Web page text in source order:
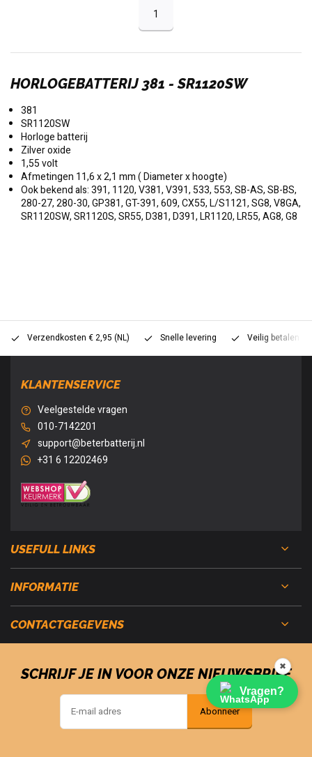
1
HORLOGEBATTERIJ 381 - SR1120SW
381
SR1120SW
Horloge batterij
Zilver oxide
1,55 volt
Afmetingen 11,6 x 2,1 mm ( Diameter x hoogte)
Ook bekend als: 391, 1120, V381, V391, 533, 553, SB-AS, SB-BS,
280-27, 280-30, GP381, GT-391, 609, CX55, L/S1121, SG8, V8GA,
SR1120SW, SR1120S, SR55, D381, D391, LR1120, LR55, AG8, G8
Verzendkosten € 2,95 (NL) Snelle levering Veilig betalen
KLANTENSERVICE
Veelgestelde vragen
010-7142201
support@beterbatterij.nl
+31 6 12202469
USEFULL LINKS
INFORMATIE
CONTACTGEGEVENS
SCHRIJF JE IN VOOR ONZE NIEUWSBRIEF
Abonneer
✖
Vragen?